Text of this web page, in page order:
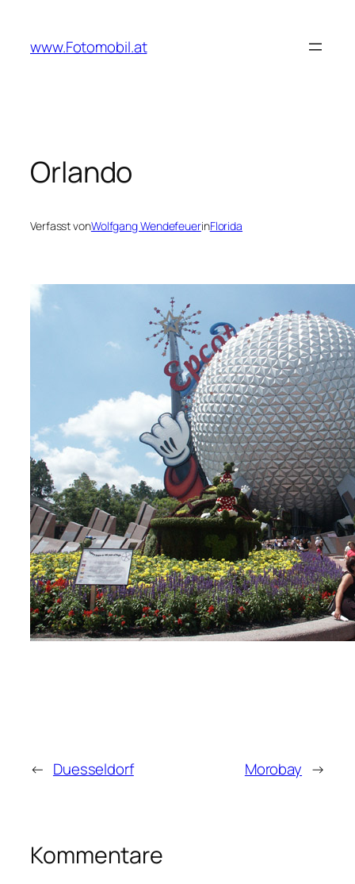
springen
www.Fotomobil.at
Orlando
Verfasst vonWolfgang WendefeuerinFlorida
← Duesseldorf Morobay →
Kommentare